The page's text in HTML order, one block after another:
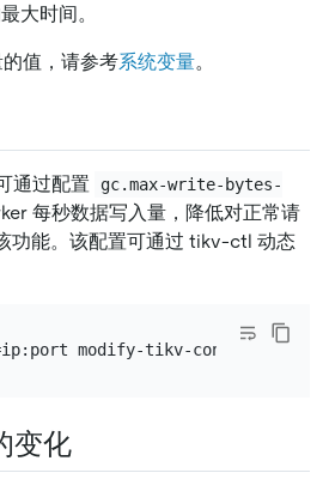
大时间。
值，请参考系统变量。
通过配置
gc.max-write-bytes-
每秒数据写入量，降低对正常请
功能。该配置可通过 tikv-ctl 动态
变化